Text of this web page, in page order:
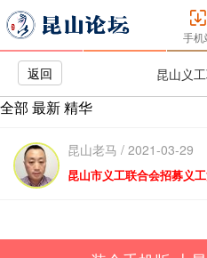
手机
返回 昆山义
全部 最新精华
昆山老马 / 2021-03-29
昆山市义工联合会招募义